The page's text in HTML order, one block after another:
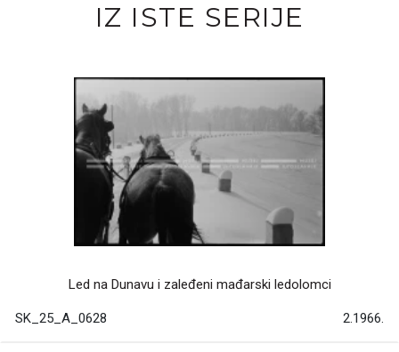
IZ ISTE SERIJE
Led na Dunavu i zaleđeni mađarski ledolomci
SK_25_A_0628 2.1966.